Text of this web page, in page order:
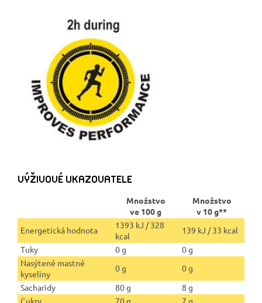
VÝŽIVOVÉ UKAZOVATELE
Množstvo
ve 100 g
Množstvo
v 10 g**
Energetická hodnota
1393 kJ / 328
kcal
139 kJ / 33 kcal
Tuky
0 g
0 g
Nasýtené mastné
kyseliny
0 g
0 g
Sacharidy
80 g
8 g
Cukry
70 g
7 g